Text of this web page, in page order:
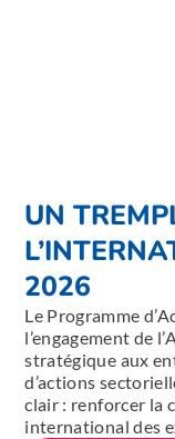
UN
2026
Le Programme
l’engagement de
stratégique aux
d’actions
clair : renforcer la
international des